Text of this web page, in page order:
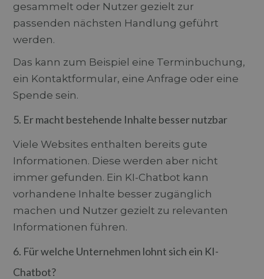
gesammelt oder Nutzer gezielt zur
passenden nächsten Handlung geführt
werden.
Das kann zum Beispiel eine Terminbuchung,
ein Kontaktformular, eine Anfrage oder eine
Spende sein.
5. Er macht bestehende Inhalte besser nutzbar
Viele Websites enthalten bereits gute
Informationen. Diese werden aber nicht
immer gefunden. Ein KI-Chatbot kann
vorhandene Inhalte besser zugänglich
machen und Nutzer gezielt zu relevanten
Informationen führen.
6. Für welche Unternehmen lohnt sich ein KI-
Chatbot?